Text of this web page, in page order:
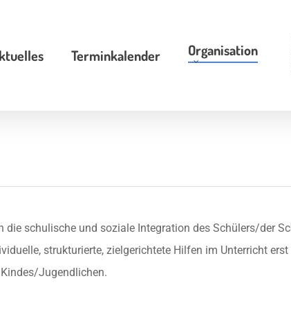
Terminkalender Organisation
schulische und soziale Integration des Schülers/der
strukturierte, zielgerichtete Hilfen im Unterricht
Jugendlichen.